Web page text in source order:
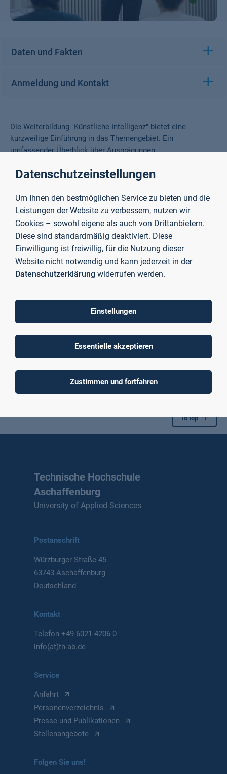
Daten und Fakten
Anmeldung und Kontakt
Die Weiterbildung "Künstliche Intelligenz" bietet eine
kurzweilige Einführung in das Themengebiet. Ein
umfassender Überblick über Ausprägungen,
enthalten wie die praktische Anwendung mit der MATLAB
Sie kann über dasberufsbegleitende Modulstudium
werden.
Inhalte des Moduls Künstliche Intelligenz
Jetzt anmelden
To top
Technische Hochschule
Aschaffenburg
University of Applied Sciences
Postanschrift
Würzburger Straße 45
63743 Aschaffenburg
Deutschland
Kontakt
Telefon+49 6021 4206 0
info(at)th-ab.de
Service
Anfahrt
Personenverzeichnis
Presse und Publikationen
Stellenangebote
Folgen Sie uns!
Datenschutzeinstellungen
Um Ihnen den bestmöglichen Service zu bieten und die
Leistungen der Website zu verbessern, nutzen wir
Cookies – sowohl eigene als auch von Drittanbietern.
Diese sind standardmäßig deaktiviert. Diese
Einwilligung ist freiwillig, für die Nutzung dieser
Website nicht notwendig und kann jederzeit in der
Datenschutzerklärung widerrufen werden.
Einstellungen
Essentielle akzeptieren
Zustimmen und fortfahren